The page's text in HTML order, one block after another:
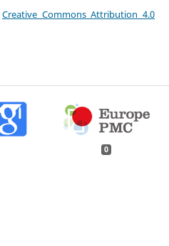
Creative Commons Attribution 4.0
0